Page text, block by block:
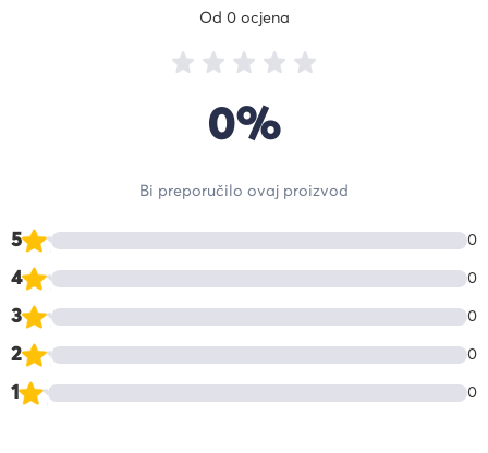
5 0
4 0
3 0
2 0
1 0
Od 0 ocjena
0%
Bi preporučilo ovaj proizvod